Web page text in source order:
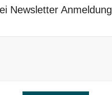
Newsletter Anmeldung